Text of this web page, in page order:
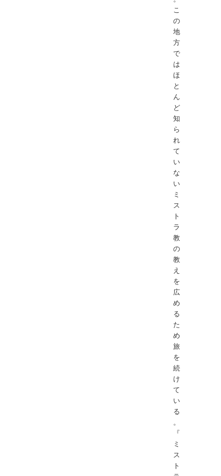
こ
の
地
方
で
は
ほ
と
ん
ど
知
ら
れ
て
い
な
い
ミ
ス
ト
ラ
教
の
教
え
を
広
め
る
た
め
旅
を
続
け
て
い
る
。
『
ミ
ス
ト